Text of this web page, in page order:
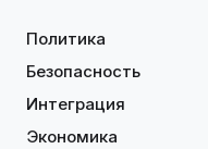
Политика
Безопасность
Интеграция
Экономика